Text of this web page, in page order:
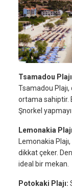
Tsamadou
Tsamadou
ortama sahiptir.
Şnorkel
Lemonakia
Lemonakia
dikkat çeker.
ideal bir mekan.
Potokaki Plajı: